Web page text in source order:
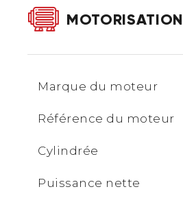
MOTORISATION
Marque du moteur
Référence du moteur
Cylindrée
Puissance nette